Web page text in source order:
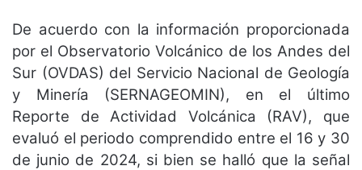
De acuerdo con la información proporcionada
por el Observatorio Volcánico de los Andes del
Sur (OVDAS) del Servicio Nacional de Geología
y Minería (SERNAGEOMIN), en el último
Reporte de Actividad Volcánica (RAV), que
evaluó el periodo comprendido entre el 16 y 30
de junio de 2024, si bien se halló que la señal